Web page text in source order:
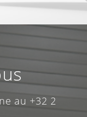
au +32 2